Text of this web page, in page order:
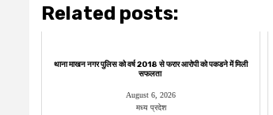
Related posts:
थाना माखन नगर पुलिस को वर्ष 2018 से फरार आरोपी को पकडने में मिली
सफलता
August 6, 2026
मध्य प्रदेश